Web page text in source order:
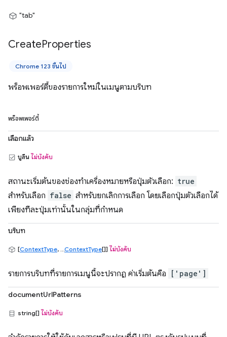
"tab"
CreateProperties
Chrome 123 ขึ้นไป
พร็อพเพอร์ตี้ของรายการใหม่ในเมนูตามบริบท
พร็อพเพอร์ตี้
เลือกแล้ว
บูลีน ไม่บังคับ
สถานะเริ่มต้นของช่องทำเครื่องหมายหรือปุ่มตัวเลือก: true
สำหรับเลือก false สำหรับยกเลิกการเลือก โดยเลือกปุ่มตัวเลือกได้
เพียงทีละปุ่มเท่านั้นในกลุ่มที่กำหนด
บริบท
[ContextType, ...ContextType[]] ไม่บังคับ
รายการบริบทที่รายการเมนูนี้จะปรากฏ ค่าเริ่มต้นคือ ['page']
documentUrlPatterns
string[] ไม่บังคับ